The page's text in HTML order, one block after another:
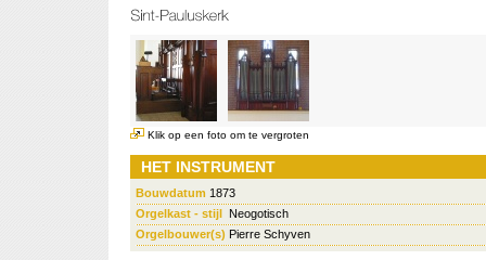
Klik op een foto om te vergroten
HET INSTRUMENT
Bouwdatum 1873
Orgelkast - stijl Neogotisch
Orgelbouwer(s) Pierre Schyven